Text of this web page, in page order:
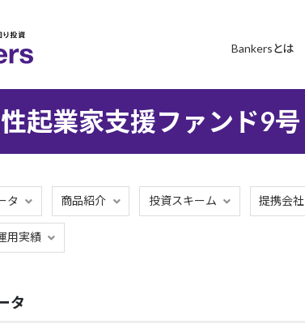
Bankersとは
起業家支援ファンド9号
タ 商品紹介 投資スキーム 提携会社
用実績
タ